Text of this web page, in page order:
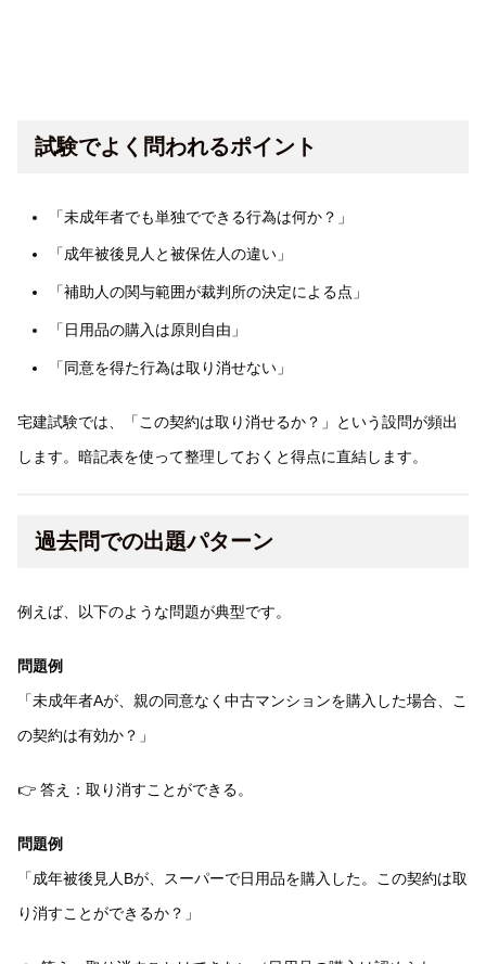
試験でよく問われるポイント
「未成年者でも単独でできる行為は何か？」
「成年被後見人と被保佐人の違い」
「補助人の関与範囲が裁判所の決定による点」
「日用品の購入は原則自由」
「同意を得た行為は取り消せない」
宅建試験では、「この契約は取り消せるか？」という設問が頻出
します。暗記表を使って整理しておくと得点に直結します。
過去問での出題パターン
例えば、以下のような問題が典型です。
問題例
「未成年者Aが、親の同意なく中古マンションを購入した場合、こ
の契約は有効か？」
👉 答え：取り消すことができる。
問題例
「成年被後見人Bが、スーパーで日用品を購入した。この契約は取
り消すことができるか？」